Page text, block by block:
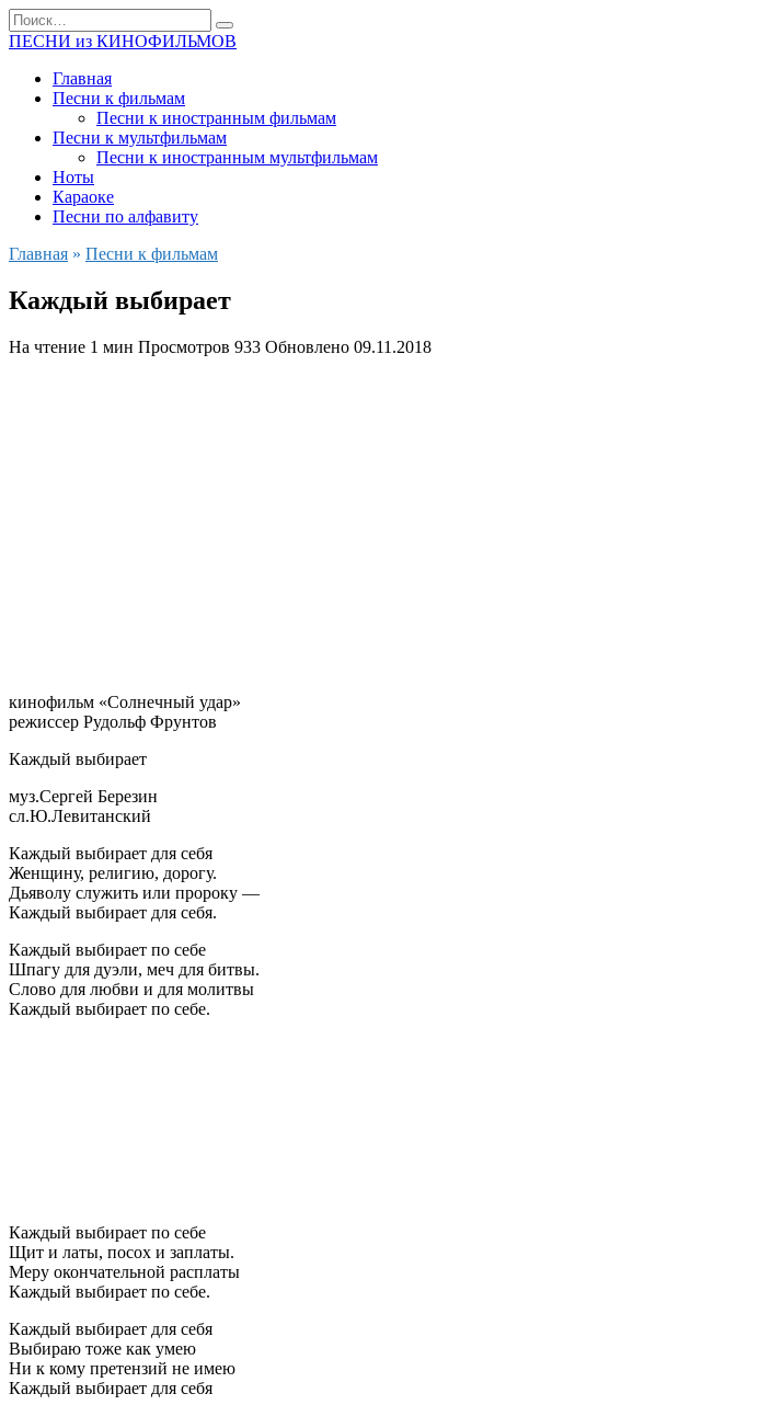
Перейти
к
Search
for:
ПЕСНИ из КИНОФИЛЬМОВ
Главная
Песни к фильмам
Песни к иностранным фильмам
Песни к мультфильмам
Песни к иностранным мультфильмам
Ноты
Караоке
Песни по алфавиту
Главная » Песни к фильмам
Каждый выбирает
На чтение 1 мин Просмотров 933 Обновлено 09.11.2018
кинофильм «Солнечный удар»
режиссер Рудольф Фрунтов
Каждый выбирает
муз.Сергей Березин
сл.Ю.Левитанский
Каждый выбирает для себя
Женщину, религию, дорогу.
Дьяволу служить или пророку —
Каждый выбирает для себя.
Каждый выбирает по себе
Шпагу для дуэли, меч для битвы.
Слово для любви и для молитвы
Каждый выбирает по себе.
Каждый выбирает по себе
Щит и латы, посох и заплаты.
Меру окончательной расплаты
Каждый выбирает по себе.
Каждый выбирает для себя
Выбираю тоже как умею
Ни к кому претензий не имею
Каждый выбирает для себя